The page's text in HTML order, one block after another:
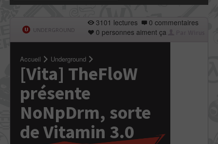
UNDERGROUND
3101 lectures
0 personnes aiment ça
0 commentaires
Accueil Underground
[Vita] TheFloW
présente
NoNpDrm, sorte
de Vitamin 3.0